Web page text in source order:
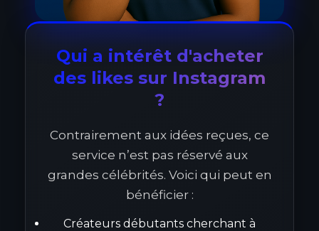
Qui a intérêt d'acheter
des likes sur Instagram
?
Contrairement aux idées reçues, ce
service n’est pas réservé aux
grandes célébrités. Voici qui peut en
bénéficier :
Créateurs débutants cherchant à